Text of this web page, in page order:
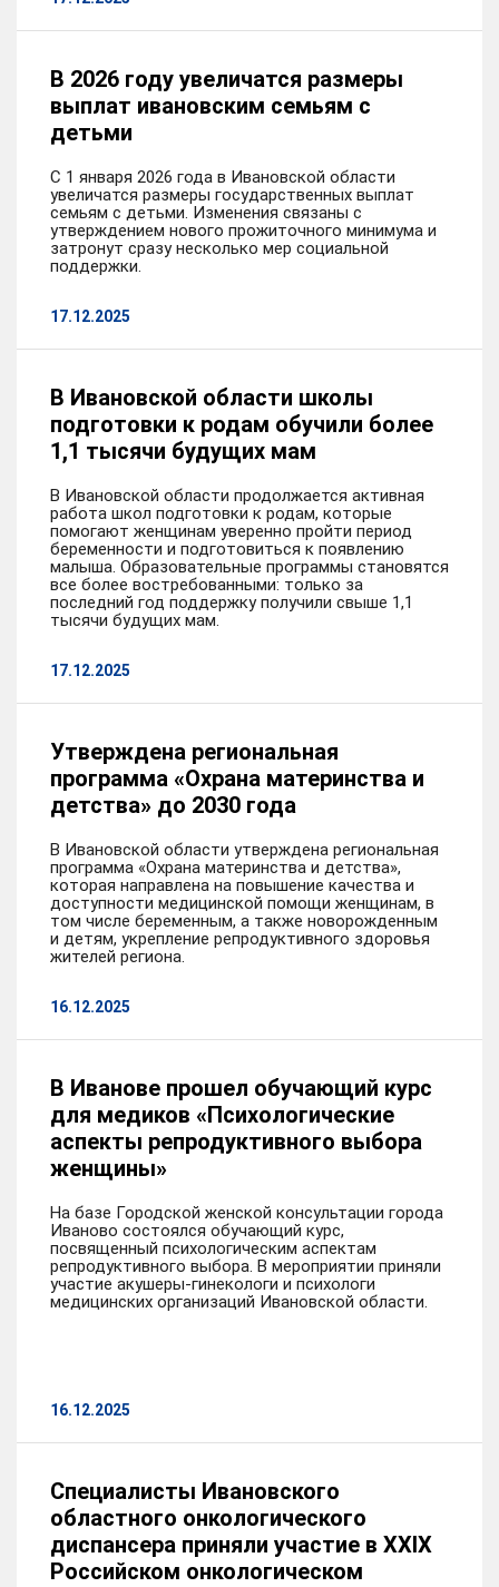
В 2026 году увеличатся размеры
выплат ивановским семьям с
детьми
С 1 января 2026 года в Ивановской области
увеличатся размеры государственных выплат
семьям с детьми. Изменения связаны с
утверждением нового прожиточного минимума и
затронут сразу несколько мер социальной
поддержки.
17.12.2025
В Ивановской области школы
подготовки к родам обучили более
1,1 тысячи будущих мам
В Ивановской области продолжается активная
работа школ подготовки к родам, которые
помогают женщинам уверенно пройти период
беременности и подготовиться к появлению
малыша. Образовательные программы становятся
все более востребованными: только за
последний год поддержку получили свыше 1,1
тысячи будущих мам.
17.12.2025
Утверждена региональная
программа «Охрана материнства и
детства» до 2030 года
В Ивановской области утверждена региональная
программа «Охрана материнства и детства»,
которая направлена на повышение качества и
доступности медицинской помощи женщинам, в
том числе беременным, а также новорожденным
и детям, укрепление репродуктивного здоровья
жителей региона.
16.12.2025
В Иванове прошел обучающий курс
для медиков «Психологические
аспекты репродуктивного выбора
женщины»
На базе Городской женской консультации города
Иваново состоялся обучающий курс,
посвященный психологическим аспектам
репродуктивного выбора. В мероприятии приняли
участие акушеры-гинекологи и психологи
медицинских организаций Ивановской области.
16.12.2025
Специалисты Ивановского
областного онкологического
диспансера приняли участие в XXIX
Российском онкологическом